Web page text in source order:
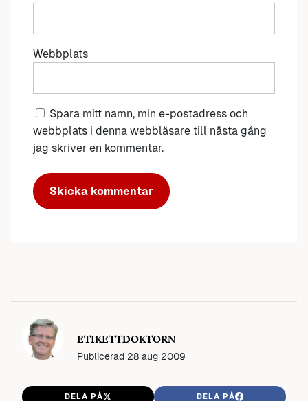
Webbplats
Spara mitt namn, min e-postadress och
webbplats i denna webbläsare till nästa gång
jag skriver en kommentar.
ETIKETTDOKTORN
Publicerad 28 aug 2009
DELA PÅ DELA PÅ